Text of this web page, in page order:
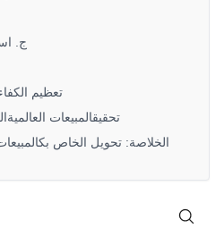
ج.
تعظيم
تحقيقالمبيعات
الخلاصة: تحويل الخاص